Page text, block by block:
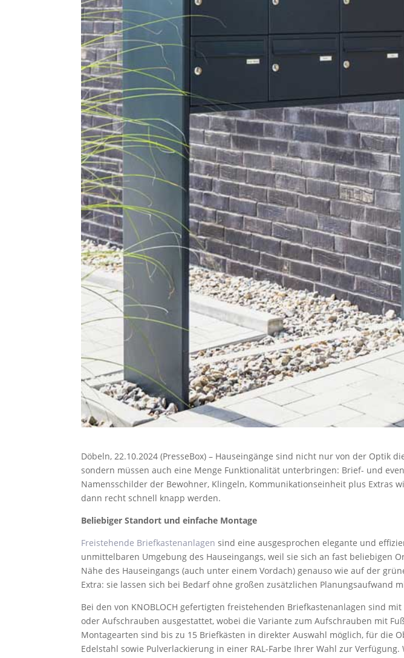
Döbeln, 22.10.2024 (PresseBox) – Hauseingänge sind nicht nur von der Optik
sondern müssen auch eine Menge Funktionalität unterbringen: Brief- und
Namensschilder der Bewohner, Klingeln, Kommunikationseinheit plus Extras
dann recht schnell knapp werden.
Beliebiger Standort und einfache Montage
Freistehende Briefkastenanlagen sind eine ausgesprochen elegante und
unmittelbaren Umgebung des Hauseingangs, weil sie sich an fast beliebigen
Nähe des Hauseingangs (auch unter einem Vordach) genauso wie auf der
Extra: sie lassen sich bei Bedarf ohne großen zusätzlichen Planungsaufwand
Bei den von KNOBLOCH gefertigten freistehenden Briefkastenanlagen sind
oder Aufschrauben ausgestattet, wobei die Variante zum Aufschrauben mit
Montagearten sind bis zu 15 Briefkästen in direkter Auswahl möglich, für die
Edelstahl sowie Pulverlackierung in einer RAL-Farbe Ihrer Wahl zur